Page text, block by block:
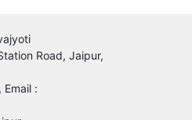
Road, Jaipur,
: